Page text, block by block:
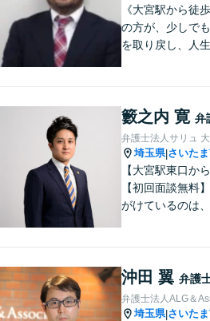
《大宮駅から徒
の方が、少しで
を取り戻し、人
籔之内 寛 弁
弁護士法人サリュ
埼玉県|さいた
【大宮駅東口か
【初回面談無料
がけているのは、
れた方たちにとっ
筋道を示してい
我々とともに解
沖田 翼 弁護
弁護士法人ALG＆
埼玉県|さいた